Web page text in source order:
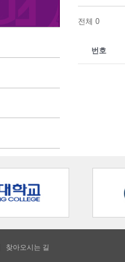
전체 0
번호
찾아오시는 길